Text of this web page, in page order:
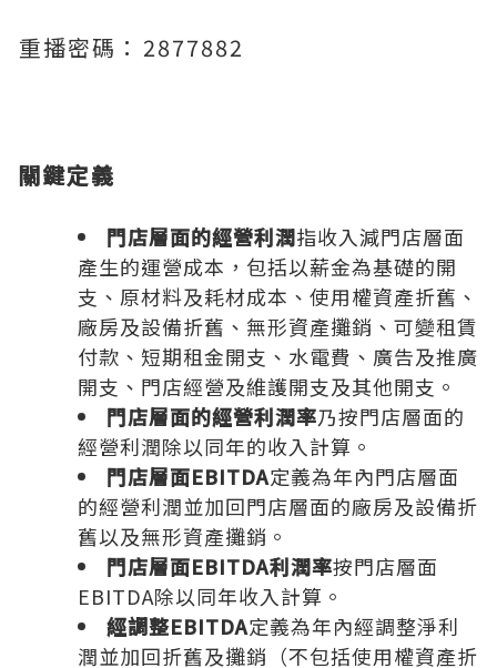
重播密碼： 2877882
關鍵定義
門店層面的經營利潤指收入減門店層面
產生的運營成本，包括以薪金為基礎的開
支、原材料及耗材成本、使用權資產折舊、
廠房及設備折舊、無形資產攤銷、可變租賃
付款、短期租金開支、水電費、廣告及推廣
開支、門店經營及維護開支及其他開支。
門店層面的經營利潤率乃按門店層面的
經營利潤除以同年的收入計算。
門店層面EBITDA定義為年內門店層面
的經營利潤並加回門店層面的廠房及設備折
舊以及無形資產攤銷。
門店層面EBITDA利潤率按門店層面
EBITDA除以同年收入計算。
經調整EBITDA定義為年內經調整淨利
潤並加回折舊及攤銷（不包括使用權資產折